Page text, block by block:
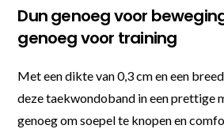
Dun genoeg voor
genoeg voor training
Met een dikte van 0,3 cm en een
deze taekwondoband in een prettige
genoeg om soepel te knopen en